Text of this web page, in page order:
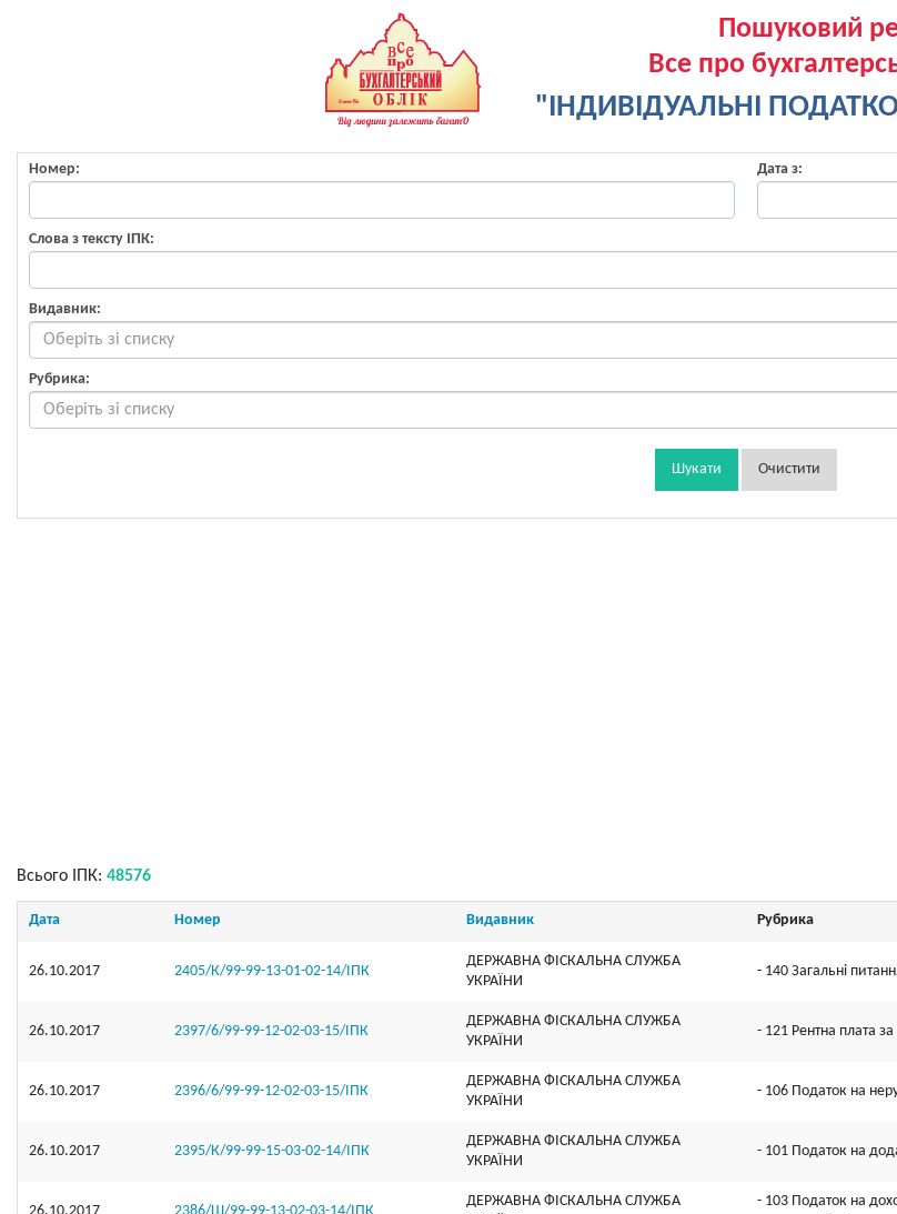
Пошуковий
Все про
"ІНДИВІДУАЛЬНІ
Номер: Дата з:
Слова з тексту ІПК:
Видавник:
Рубрика:
Шукати Очистити
Всього ІПК: 48576
Дата Номер Видавник Рубрика
26.10.2017 2405/К/99-99-13-01-02-14/ІПК
ДЕРЖАВНА ФІСКАЛЬНА СЛУЖБА
УКРАЇНИ
- 140 Загальні
26.10.2017 2397/6/99-99-12-02-03-15/ІПК
ДЕРЖАВНА ФІСКАЛЬНА СЛУЖБА
УКРАЇНИ
- 121 Рентна плата
26.10.2017 2396/6/99-99-12-02-03-15/ІПК
ДЕРЖАВНА ФІСКАЛЬНА СЛУЖБА
УКРАЇНИ
- 106 Податок на
26.10.2017 2395/К/99-99-15-03-02-14/ІПК
ДЕРЖАВНА ФІСКАЛЬНА СЛУЖБА
УКРАЇНИ
- 101 Податок на
ДЕРЖАВНА ФІСКАЛЬНА СЛУЖБА
- 103 Податок на